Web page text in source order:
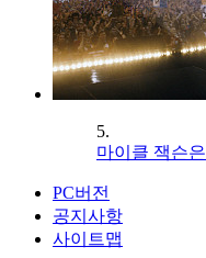
5.
마이클 잭슨
PC버전
공지사항
사이트맵